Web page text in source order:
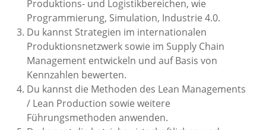
Produktions- und Logistikbereichen, wie
Programmierung, Simulation, Industrie 4.0.
Du kannst Strategien im internationalen
Produktionsnetzwerk sowie im Supply Chain
Management entwickeln und auf Basis von
Kennzahlen bewerten.
Du kannst die Methoden des Lean Managements
/ Lean Production sowie weitere
Führungsmethoden anwenden.